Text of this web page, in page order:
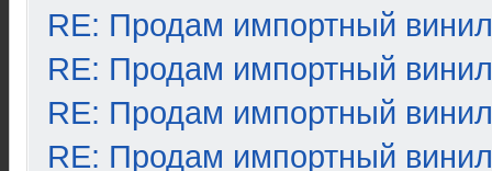
RE: Продам импортный винил
RE: Продам импортный винил
RE: Продам импортный винил
RE: Продам импортный винил